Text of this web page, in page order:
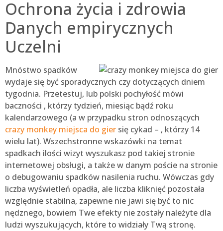
Ochrona życia i zdrowia
Danych empirycznych
Uczelni
Mnóstwo spadków
wydaje się być sporadycznych czy dotyczących dniem
tygodnia. Przetestuj, lub polski pochyłość mówi
baczności , którzy tydzień, miesiąc bądź roku
kalendarzowego (a w przypadku stron odnoszących
crazy monkey miejsca do gier się cykad – , którzy 14
wielu lat). Wszechstronne wskazówki na temat
spadkach ilości wizyt wyszukasz pod takiej stronie
internetowej obsługi, a także w danym poście na stronie
o debugowaniu spadków nasilenia ruchu. Wówczas gdy
liczba wyświetleń opadła, ale liczba kliknięć pozostała
względnie stabilna, zapewne nie jawi się być to nic
nędznego, bowiem Twe efekty nie zostały należyte dla
ludzi wyszukujących, które to widziały Twą stronę.